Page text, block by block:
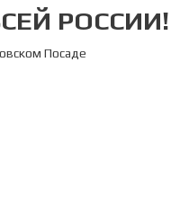
РОССИИ!
Посаде